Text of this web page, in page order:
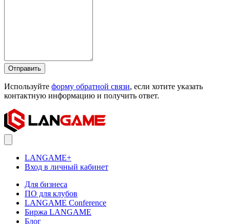
Отправить
Используйте форму обратной связи, если хотите указать
контактную информацию и получить ответ.
LANGAME+
Вход в личный кабинет
Для бизнеса
ПО для клубов
LANGAME Conference
Биржа LANGAME
Блог